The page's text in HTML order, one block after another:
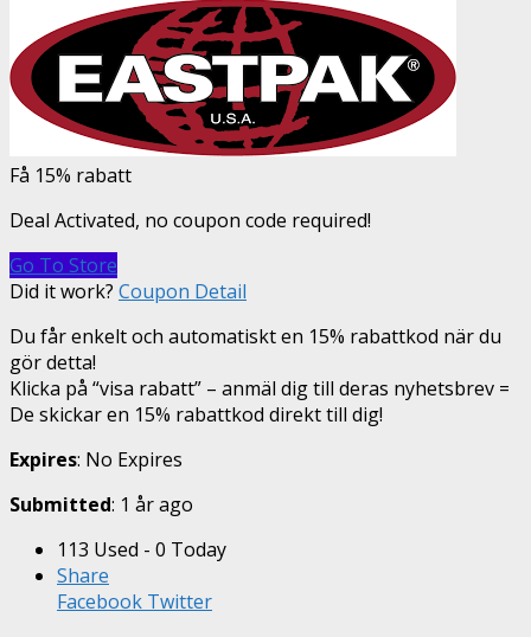
Få 15% rabatt
Deal Activated, no coupon code required!
Go To Store
Did it work? Coupon Detail
Du får enkelt och automatiskt en 15% rabattkod när du
gör detta!
Klicka på “visa rabatt” – anmäl dig till deras nyhetsbrev =
De skickar en 15% rabattkod direkt till dig!
Expires: No Expires
Submitted: 1 år ago
113 Used - 0 Today
Share
Facebook Twitter